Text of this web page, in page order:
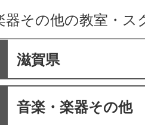
スクールを
駅・路線か
器その他の教室・ス
滋賀県
音楽・楽器その他